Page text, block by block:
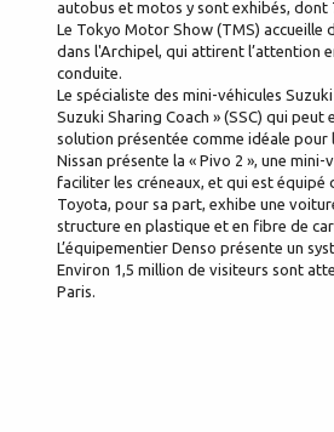
autobus et motos y sont exhibés, dont
Le Tokyo Motor Show (TMS) accueille
dans l'Archipel, qui attirent l’attention
conduite.
Le spécialiste des mini-véhicules
Suzuki Sharing Coach » (SSC) qui peut
solution présentée comme idéale pour
Nissan présente la « Pivo 2 », une
faciliter les créneaux, et qui est
Toyota, pour sa part, exhibe une
structure en plastique et en fibre de
L’équipementier Denso présente un
Environ 1,5 million de visiteurs sont
Paris.